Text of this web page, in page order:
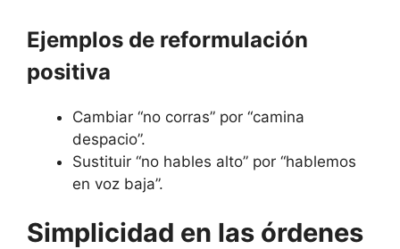
Ejemplos de reformulación
positiva
Cambiar “no corras” por “camina
despacio”.
Sustituir “no hables alto” por “hablemos
en voz baja”.
Simplicidad en las órdenes